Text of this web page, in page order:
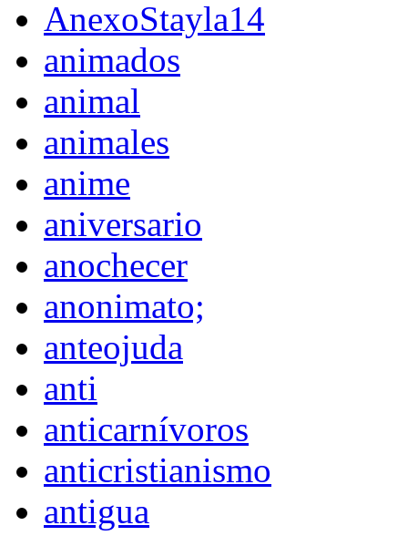
AnexoStayla14
animados
animal
animales
anime
aniversario
anochecer
anonimato;
anteojuda
anti
anticarnívoros
anticristianismo
antigua